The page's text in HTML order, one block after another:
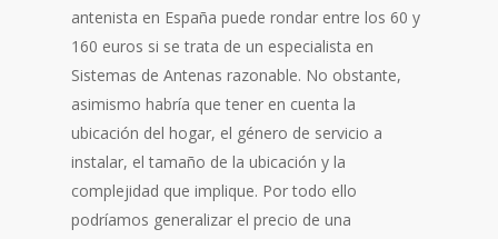
antenista en España puede rondar entre los 60 y
160 euros si se trata de un especialista en
Sistemas de Antenas razonable. No obstante,
asimismo habría que tener en cuenta la
ubicación del hogar, el género de servicio a
instalar, el tamaño de la ubicación y la
complejidad que implique. Por todo ello
podríamos generalizar el precio de una